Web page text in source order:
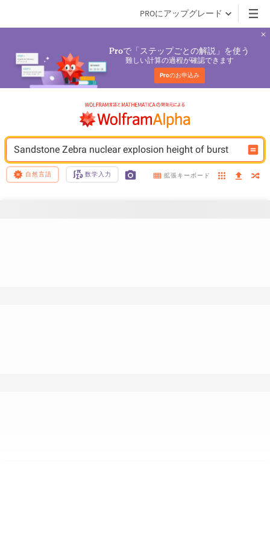
PROにアップグレード
Proで「ステップごとの解説」を使う
難しい計算の過程が確認できます
Proのお申込み
Sandstone Zebra nuclear explosion height of burst
自然言語 数学入力 拡張キーボード